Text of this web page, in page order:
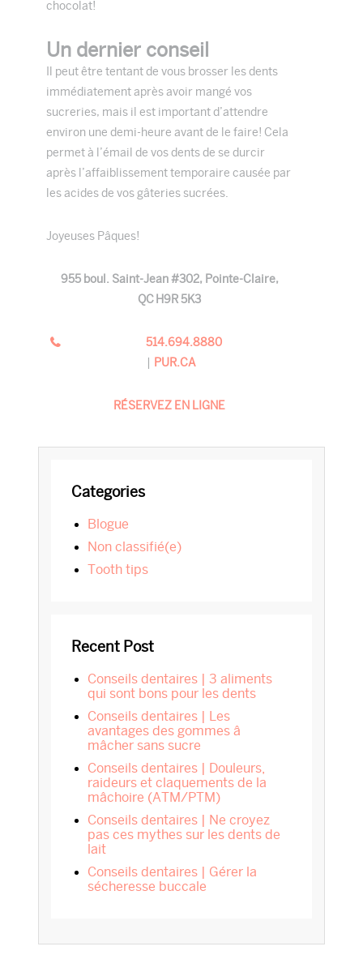
chocolat!
Un dernier conseil
Il peut être tentant de vous brosser les dents
immédiatement après avoir mangé vos
sucreries, mais il est important d’attendre
environ une demi-heure avant de le faire! Cela
permet à l’émail de vos dents de se durcir
après l’affaiblissement temporaire causée par
les acides de vos gâteries sucrées.
Joyeuses Pâques!
955 boul. Saint-Jean #302, Pointe-Claire,
QC H9R 5K3
514.694.8880
| PUR.CA
RÉSERVEZ EN LIGNE
Sidebar
Categories
blogue
Non classifié(e)
tooth tips
Recent Post
Conseils dentaires | 3 aliments
qui sont bons pour les dents
Conseils dentaires | Les
avantages des gommes â
mâcher sans sucre
Conseils dentaires | Douleurs,
raideurs et claquements de la
mâchoire (ATM/PTM)
Conseils dentaires | Ne croyez
pas ces mythes sur les dents de
lait
Conseils dentaires | Gérer la
sécheresse buccale